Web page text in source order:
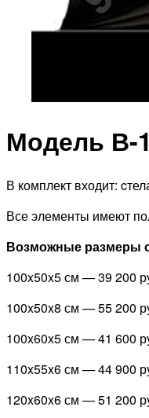
Модель В-
В комплект входит:
Все элементы имеют
Возможные размеры
100x50x5 см —39 200
100x50x8 см —55 200
100x60x5 см —41 600
110x55x6 см —44 900
120x60x6 см —51 200